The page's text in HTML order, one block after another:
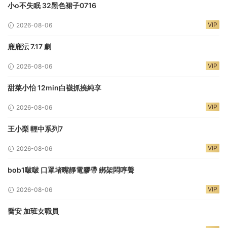
小o不失眠 32黑色裙子0716
2026-08-06 VIP
鹿鹿沄 7.17 劇
2026-08-06 VIP
甜菜小怡 12min白襪抓撓純享
2026-08-06 VIP
王小梨 輕中系列7
2026-08-06 VIP
bob1啵啵 口罩堵嘴靜電膠帶 綁架悶哼聲
2026-08-06 VIP
喬安 加班女職員